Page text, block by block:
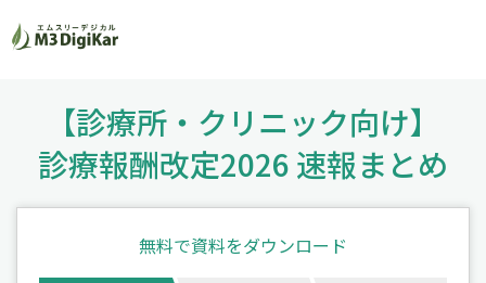
【診療所・クリニック向け】
診療報酬改定2026 速報まとめ
無料で資料をダウンロード